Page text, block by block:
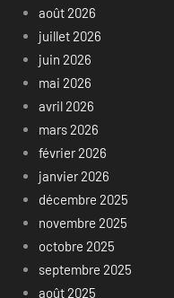
août 2026
juillet 2026
juin 2026
mai 2026
avril 2026
mars 2026
février 2026
janvier 2026
décembre 2025
novembre 2025
octobre 2025
septembre 2025
août 2025